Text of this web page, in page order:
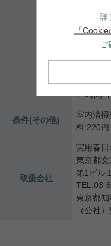
オートロ
TVモニ
ディン
防犯カメ
24時間
条件(その他)
室内清
料:220円
取扱会社
実用春
東京都文
第1ビル
TEL:03-
東京都
（公社
詳
「
ご